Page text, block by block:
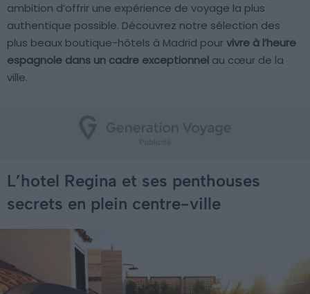
ambition d’offrir une expérience de voyage la plus
authentique possible. Découvrez notre sélection des
plus beaux boutique-hôtels à Madrid pourvivre à l’heure
espagnole dans un cadre exceptionnel au cœur de la
ville.
L’hotel Regina et ses penthouses
secrets en plein centre-ville